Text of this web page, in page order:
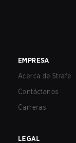
EMPRESA
Acerca de Strafe
Contáctanos
Carreras
LEGAL